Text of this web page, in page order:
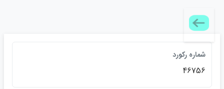
شماره ركورد
46756